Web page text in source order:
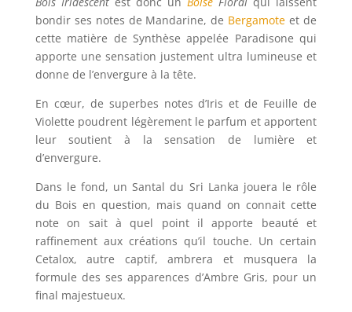
bondir ses notes de Mandarine, de Bergamote et de
cette matière de Synthèse appelée Paradisone qui
apporte une sensation justement ultra lumineuse et
donne de l’envergure à la tête.
En cœur, de superbes notes d’Iris et de Feuille de
Violette poudrent légèrement le parfum et apportent
leur soutient à la sensation de lumière et
d’envergure.
Dans le fond, un Santal du Sri Lanka jouera le rôle
du Bois en question, mais quand on connait cette
note on sait à quel point il apporte beauté et
raffinement aux créations qu’il touche. Un certain
Cetalox, autre captif, ambrera et musquera la
formule des ses apparences d’Ambre Gris, pour un
final majestueux.